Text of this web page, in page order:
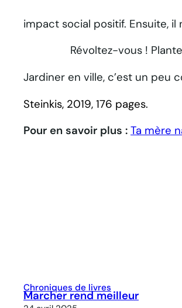
impact social positif. Ensuite, il
Révoltez-vous !
Jardiner en ville, c’est un peu
Steinkis, 2019, 176 pages.
Pour en savoir plus : Ta mère
Chroniques de livres
Marcher rend meilleur